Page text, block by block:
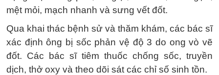
mệt mỏi, mạch nhanh và sưng vết đốt.
Qua khai thác bệnh sử và thăm khám, các bác sĩ
xác định ông bị sốc phản vệ độ 3 do ong vò vẽ
đốt. Các bác sĩ tiêm thuốc chống sốc, truyền
dịch, thở oxy và theo dõi sát các chỉ số sinh tồn.